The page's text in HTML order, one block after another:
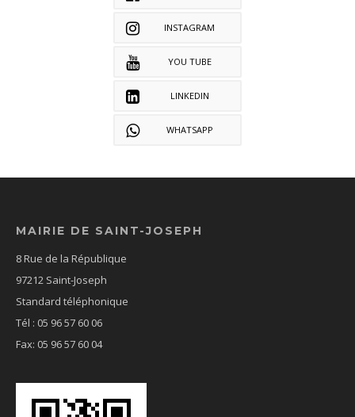
INSTAGRAM
YOU TUBE
LINKEDIN
WHATSAPP
MAIRIE DE SAINT-JOSEPH
8 Rue de la République
97212 Saint-Joseph
Standard téléphonique
Tél : 05 96 57 60 06
Fax: 05 96 57 60 04